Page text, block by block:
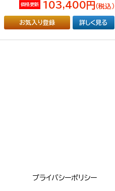
価格更新 103,400円 （税込）
お気入り登録 詳しく見る
プライバシーポリシー